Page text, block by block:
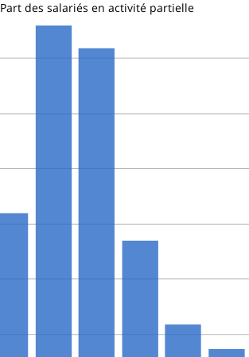
Part des salariés en activité partielle